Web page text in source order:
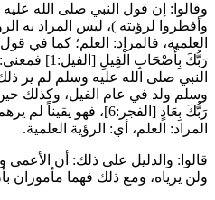
وقالوا: إن قول النبي صلى الله
وأفطروا لرؤيته )، ليس المراد به
العلمية، فالمراد: العلم؛ كما في
رَبُّكَ بِأَصْحَابِ الْفِيلِ
[الفيل:1]
النبي صلى الله عليه وسلم لم ير
وسلم ولد في عام الفيل، وكذلك
رَبُّكَ بِعَادٍ
[الفجر:6]، فهو يقيناً
المراد: العلم، أي: الرؤية العلمية.
قالوا: والدليل على ذلك: أن الأعمى
ولن يرياه، ومع ذلك فهما مأموران